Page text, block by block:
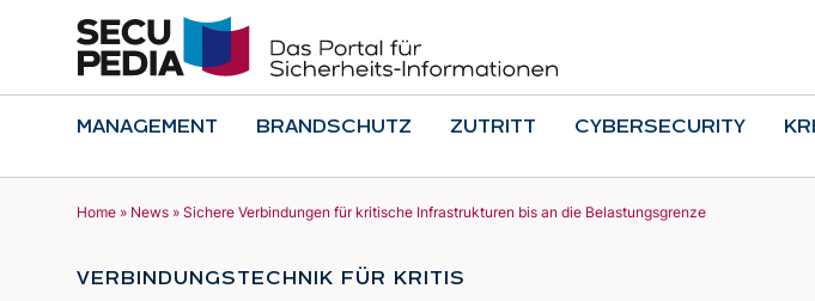
MANAGEMENT BRANDSCHUTZ ZUTRITT CYBERSECURITY
Home » News » Sichere Verbindungen für kritische Infrastrukturen bis an die Belastungsgrenze
VERBINDUNGSTECHNIK FÜR KRITIS